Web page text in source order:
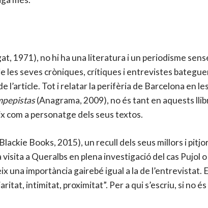
1971), no hi ha una literatura i un periodisme
les seves cròniques, crítiques i entrevistes
l’article. Tot i relatar la perifèria de Barcelona en
(Anagrama, 2009), no és tant en aquests
com a personatge dels seus textos.
Books, 2015), un recull dels seus millors i
a Queralbs en plena investigació del cas Pujol
importància gairebé igual a la de l’entrevistat.
intimitat, proximitat”. Per a qui s’escriu, si no